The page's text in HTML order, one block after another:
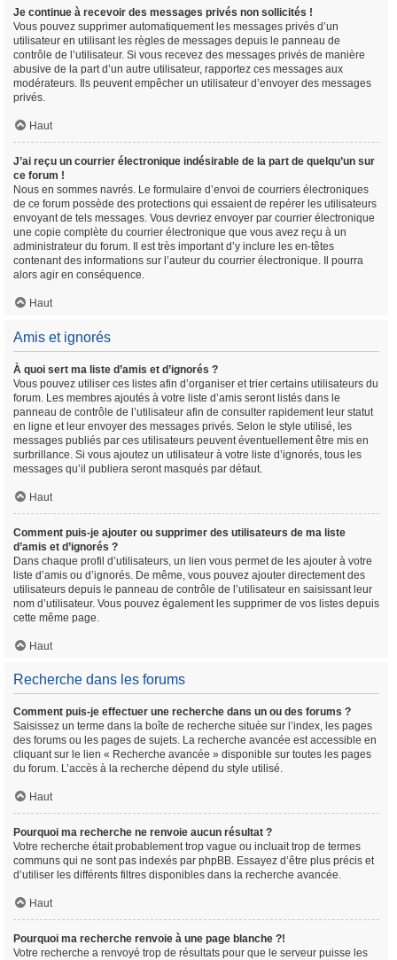
Je continue à recevoir des messages privés non sollicités !
Vous pouvez supprimer automatiquement les messages privés d’un
utilisateur en utilisant les règles de messages depuis le panneau de
contrôle de l’utilisateur. Si vous recevez des messages privés de manière
abusive de la part d’un autre utilisateur, rapportez ces messages aux
modérateurs. Ils peuvent empêcher un utilisateur d’envoyer des messages
privés.
Haut
J’ai reçu un courrier électronique indésirable de la part de quelqu’un sur
ce forum !
Nous en sommes navrés. Le formulaire d’envoi de courriers électroniques
de ce forum possède des protections qui essaient de repérer les utilisateurs
envoyant de tels messages. Vous devriez envoyer par courrier électronique
une copie complète du courrier électronique que vous avez reçu à un
administrateur du forum. Il est très important d’y inclure les en-têtes
contenant des informations sur l’auteur du courrier électronique. Il pourra
alors agir en conséquence.
Haut
Amis et ignorés
À quoi sert ma liste d’amis et d’ignorés ?
Vous pouvez utiliser ces listes afin d’organiser et trier certains utilisateurs du
forum. Les membres ajoutés à votre liste d’amis seront listés dans le
panneau de contrôle de l’utilisateur afin de consulter rapidement leur statut
en ligne et leur envoyer des messages privés. Selon le style utilisé, les
messages publiés par ces utilisateurs peuvent éventuellement être mis en
surbrillance. Si vous ajoutez un utilisateur à votre liste d’ignorés, tous les
messages qu’il publiera seront masqués par défaut.
Haut
Comment puis-je ajouter ou supprimer des utilisateurs de ma liste
d’amis et d’ignorés ?
Dans chaque profil d’utilisateurs, un lien vous permet de les ajouter à votre
liste d’amis ou d’ignorés. De même, vous pouvez ajouter directement des
utilisateurs depuis le panneau de contrôle de l’utilisateur en saisissant leur
nom d’utilisateur. Vous pouvez également les supprimer de vos listes depuis
cette même page.
Haut
Recherche dans les forums
Comment puis-je effectuer une recherche dans un ou des forums ?
Saisissez un terme dans la boîte de recherche située sur l’index, les pages
des forums ou les pages de sujets. La recherche avancée est accessible en
cliquant sur le lien « Recherche avancée » disponible sur toutes les pages
du forum. L’accès à la recherche dépend du style utilisé.
Haut
Pourquoi ma recherche ne renvoie aucun résultat ?
Votre recherche était probablement trop vague ou incluait trop de termes
communs qui ne sont pas indexés par phpBB. Essayez d’être plus précis et
d’utiliser les différents filtres disponibles dans la recherche avancée.
Haut
Pourquoi ma recherche renvoie à une page blanche ?!
Votre recherche a renvoyé trop de résultats pour que le serveur puisse les